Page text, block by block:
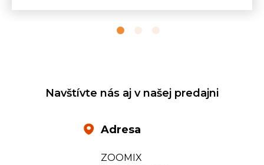
Navštívte nás aj v našej predajni
Adresa
ZOOMIX